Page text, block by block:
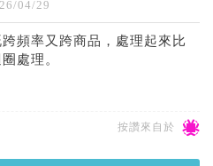
04/29
頻率又跨商品，處理起來比
處理。
按讚來自於